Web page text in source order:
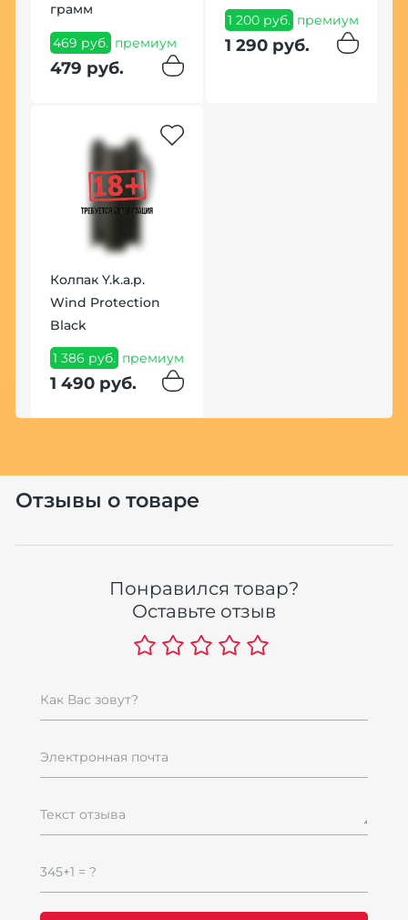
грамм
469 руб. премиум
479 руб.
1 200 руб. премиум
1 290 руб.
Колпак Y.k.a.p.
Wind Protection
Black
1 386 руб. премиум
1 490 руб.
Отзывы о товаре
Понравился товар?
Оставьте отзыв
Как Вас зовут?
Электронная почта
Текст отзыва
345+1 = ?